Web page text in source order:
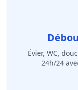
Évier, WC,
24h/24